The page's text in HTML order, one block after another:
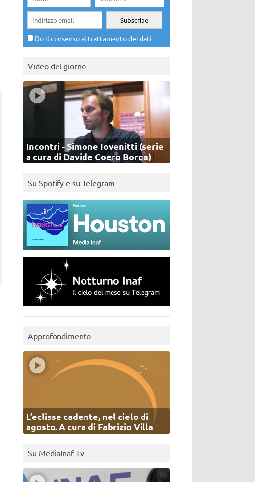
Do il consenso al trattamento dei dati
Video del giorno
Incontri - Simone Iovenitti (serie
a cura di Davide Coero Borga)
Su Spotify e su Telegram
Approfondimento
L’eclisse cadente, nel cielo di
agosto. A cura di Fabrizio Villa
Su MediaInaf Tv